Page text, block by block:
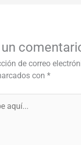
un
de correo
con *